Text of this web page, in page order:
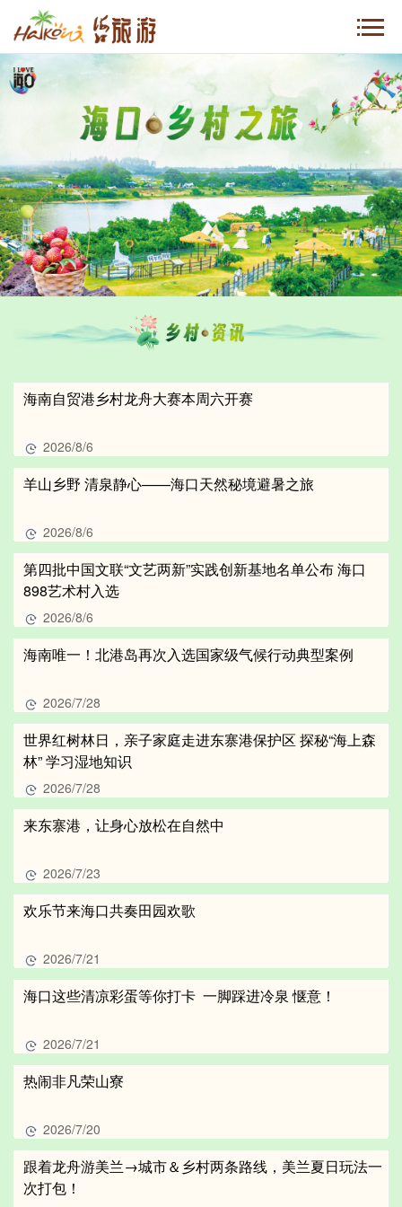
海南自贸港乡村龙舟大赛本周六开赛
2026/8/6
羊山乡野 清泉静心——海口天然秘境避暑之旅
2026/8/6
第四批中国文联“文艺两新”实践创新基地名单公布 海口
898艺术村入选
2026/8/6
海南唯一！北港岛再次入选国家级气候行动典型案例
2026/7/28
世界红树林日，亲子家庭走进东寨港保护区 探秘“海上森
林” 学习湿地知识
2026/7/28
来东寨港，让身心放松在自然中
2026/7/23
欢乐节来海口共奏田园欢歌
2026/7/21
海口这些清凉彩蛋等你打卡 一脚踩进冷泉 惬意！
2026/7/21
热闹非凡荣山寮
2026/7/20
跟着龙舟游美兰→城市＆乡村两条路线，美兰夏日玩法一
次打包！